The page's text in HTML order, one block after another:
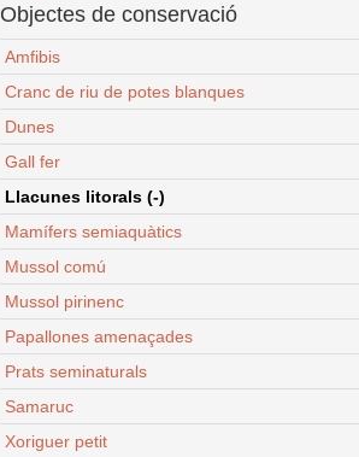
Objectes de conservació
Amfibis
Cranc de riu de potes blanques
Dunes
Gall fer
Llacunes litorals (-)
Mamífers semiaquàtics
Mussol comú
Mussol pirinenc
Papallones amenaçades
Prats seminaturals
Samaruc
Xoriguer petit